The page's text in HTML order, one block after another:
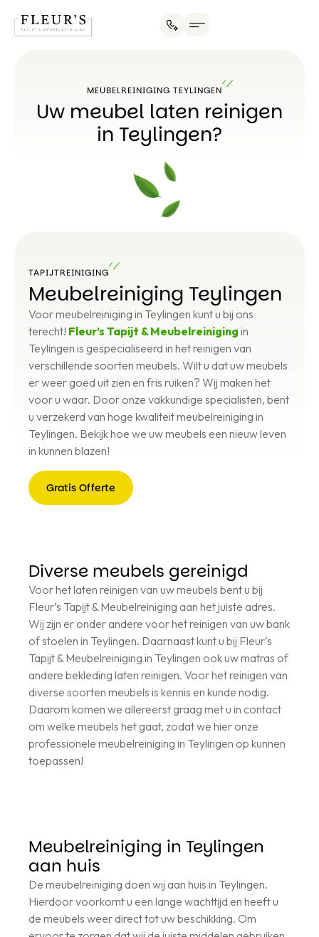
MEUBELREINIGING TEYLINGEN
Uw meubel laten reinigen
in Teylingen?
TAPIJTREINIGING
Meubelreiniging Teylingen
Voor meubelreiniging in Teylingen kunt u bij ons
terecht! Fleur’s Tapijt & Meubelreiniging in
Teylingen is gespecialiseerd in het reinigen van
verschillende soorten meubels. Wilt u dat uw meubels
er weer goed uit zien en fris ruiken? Wij maken het
voor u waar. Door onze vakkundige specialisten, bent
u verzekerd van hoge kwaliteit meubelreiniging in
Teylingen. Bekijk hoe we uw meubels een nieuw leven
in kunnen blazen!
Gratis Offerte
Diverse meubels gereinigd
Voor het laten reinigen van uw meubels bent u bij
Fleur’s Tapijt & Meubelreiniging aan het juiste adres.
Wij zijn er onder andere voor het reinigen van uw bank
of stoelen in Teylingen. Daarnaast kunt u bij Fleur’s
Tapijt & Meubelreiniging in Teylingen ook uw matras of
andere bekleding laten reinigen. Voor het reinigen van
diverse soorten meubels is kennis en kunde nodig.
Daarom komen we allereerst graag met u in contact
om welke meubels het gaat, zodat we hier onze
professionele meubelreiniging in Teylingen op kunnen
toepassen!
Meubelreiniging in Teylingen
aan huis
De meubelreiniging doen wij aan huis in Teylingen.
Hierdoor voorkomt u een lange wachttijd en heeft u
de meubels weer direct tot uw beschikking. Om